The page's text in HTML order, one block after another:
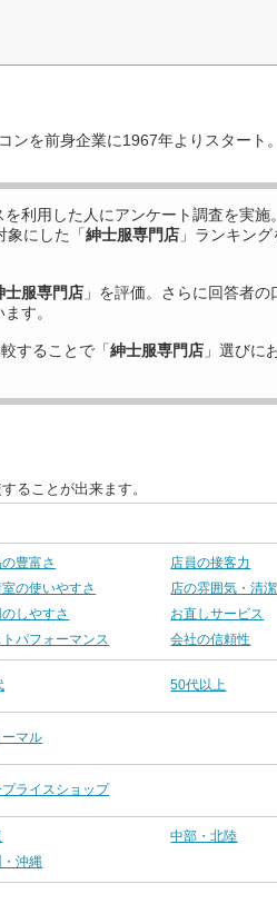
ンを前身企業に1967年よりスタート
利用した 人にアンケート調査を実施。
象にした「紳士服専門店 」ランキン
士服専門店 」を評価。さらに回答者の
す。
することで「紳士服専門店 」選びに
ることが出来ます。
豊富さ
店員の接客力
の使いやすさ
店の雰囲気・清
しやすさ
お直しサービス
トパフォーマンス 会社の信頼性
50代以上
ーマル
プライスショップ
中部・北陸
・沖縄